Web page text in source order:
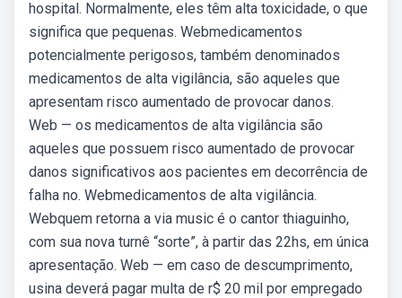
hospital. Normalmente, eles têm alta toxicidade, o que
significa que pequenas. Webmedicamentos
potencialmente perigosos, também denominados
medicamentos de alta vigilância, são aqueles que
apresentam risco aumentado de provocar danos.
Web — os medicamentos de alta vigilância são
aqueles que possuem risco aumentado de provocar
danos significativos aos pacientes em decorrência de
falha no. Webmedicamentos de alta vigilância.
Webquem retorna a via music é o cantor thiaguinho,
com sua nova turnê “sorte”, à partir das 22hs, em única
apresentação. Web — em caso de descumprimento,
usina deverá pagar multa de r$ 20 mil por empregado